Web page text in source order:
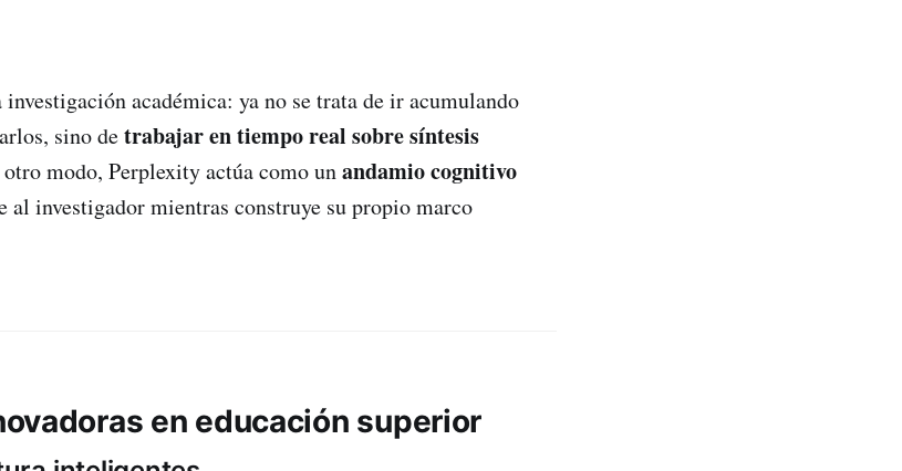
académica: ya no se trata de ir acumulando
sino detrabajar en tiempo real sobre síntesis
modo, Perplexity actúa como unandamio cognitivo
al investigador mientras construye su propio marco
en educación superior